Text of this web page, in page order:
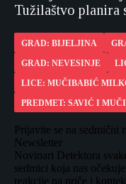
Tužilaštvo planira
GRAD: BIJELJINA
GRAD: NEVESINJE
LICE: MUČIBABIĆ
PREDMET: SAVIĆ I
Prijavite se na sedmični
Newsletter
Novinari Detektora
sedmici koja nas
reakcije na priče i